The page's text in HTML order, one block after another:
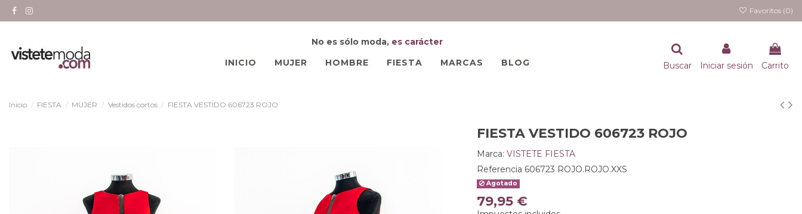
Favoritos (0)
No es sólo moda, es carácter
INICIO
MUJER HOMBRE FIESTA MARCAS BLOG Buscar Iniciar sesión Carrito
Inicio FIESTA MUJER Vestidos cortos FIESTA VESTIDO 606723 ROJO
FIESTA VESTIDO 606723 ROJO
Marca: VISTETE FIESTA
Referencia 606723 ROJO.ROJO.XXS
Agotado
79,95 €